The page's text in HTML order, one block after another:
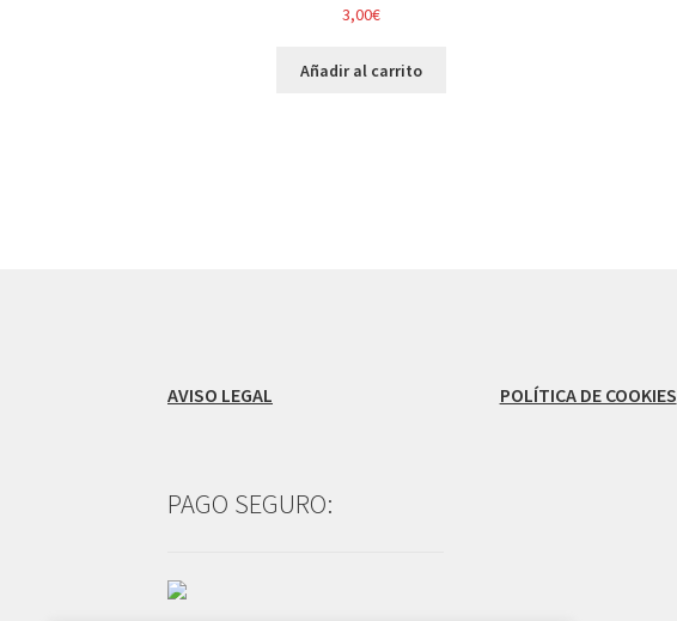
3,00€
Añadir al carrito
AVISO LEGAL
PAGO SEGURO:
POLÍTICA DE COOKIES